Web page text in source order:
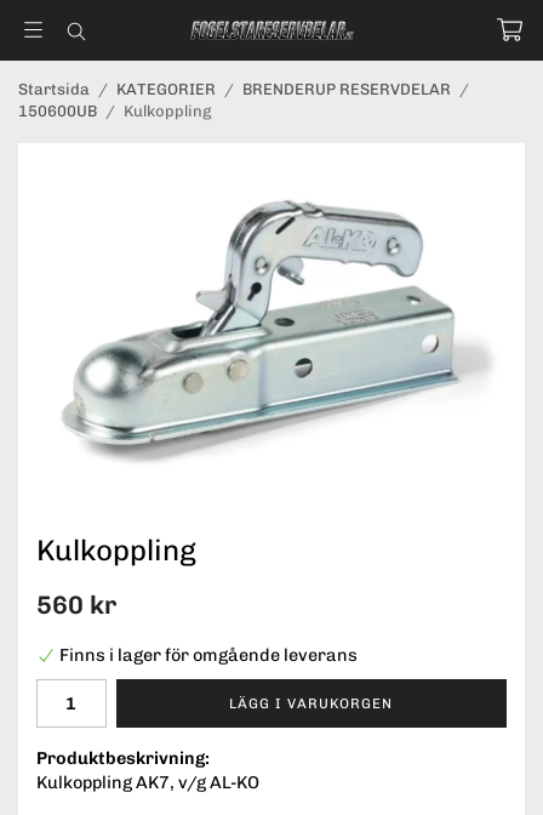
Startsida / KATEGORIER / BRENDERUP RESERVDELAR /
150600UB / Kulkoppling
Kulkoppling
560 kr
Finns i lager för omgående leverans
LÄGG I VARUKORGEN
Produktbeskrivning:
Kulkoppling AK7, v/g AL-KO